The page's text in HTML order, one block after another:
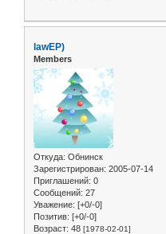
lawЕР)
Members
Откуда: Обнинск
Зарегистрирован: 2005-07-14
Приглашений: 0
Сообщений: 27
Уважение: [+0/-0]
Позитив: [+0/-0]
Возраст: 48 [1978-02-01]